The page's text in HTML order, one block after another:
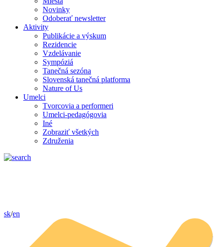
Novinky
Odoberať newsletter
Aktivity
Publikácie a výskum
Rezidencie
Vzdelávanie
Sympóziá
Tanečná sezóna
Slovenská tanečná platforma
Nature of Us
Umelci
Tvorcovia a performeri
Umelci-pedagógovia
Iné
Zobraziť všetkých
Združenia
sk/en